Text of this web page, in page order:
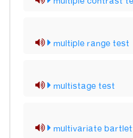
multiple range test
multistage test
multivariate